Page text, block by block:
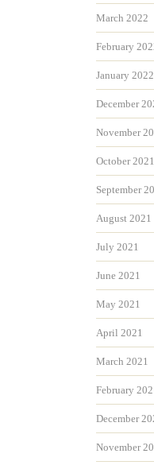
March 2022
February
January 2022
December
November
October 2021
September
August 2021
July 2021
June 2021
May 2021
April 2021
March 2021
February
December
November